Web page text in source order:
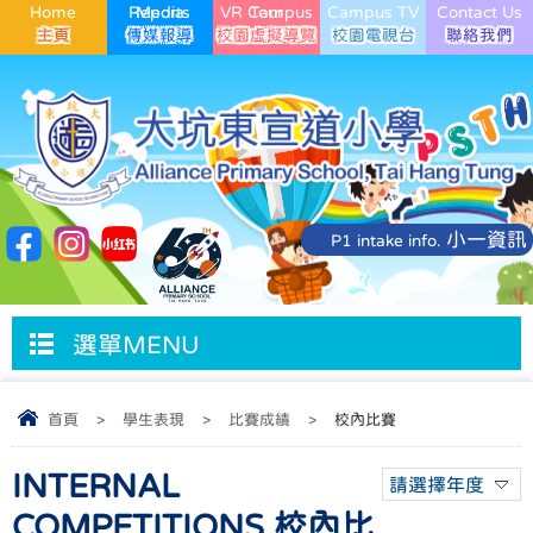
Home Media Reports VR Campus Tour Campus TV Contact Us
P1 intake info. 小一資訊
選單MENU
首頁 > 學生表現 > 比賽成績 > 校內比賽
請選擇年度
INTERNAL